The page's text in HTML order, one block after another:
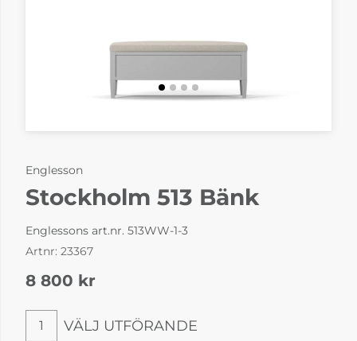
Englesson
Stockholm 513 Bänk
Englessons art.nr. 513WW-1-3
Artnr: 23367
8 800 kr
Välj utförande
1 VÄLJ UTFÖRANDE